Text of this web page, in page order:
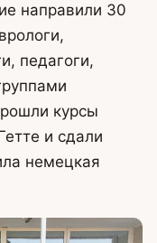
направили 30
педагоги,
курсы
и сдали
немецкая